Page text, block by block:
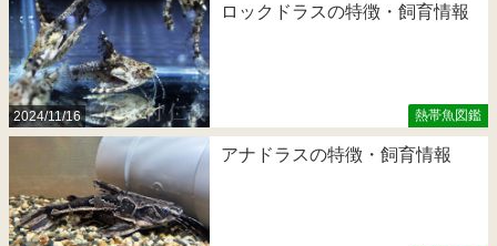
2024/11/16
ロックドラスの特徴・飼育情報
熱帯魚図鑑
アナドラスの特徴・飼育情報